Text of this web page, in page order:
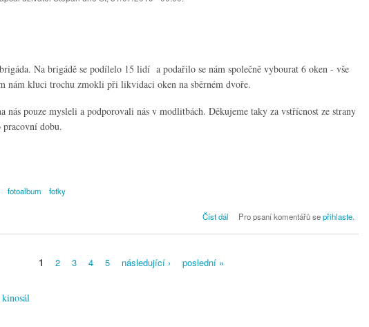
Na brigádě se podílelo 15 lidí a podařilo se nám společně vybourat 6 oken - vše
nám kluci trochu zmokli při likvidaci oken na sběrném dvoře.
nás pouze mysleli a podporovali nás v modlitbách. Děkujeme taky za vstřícnost ze strany
dobu.
fotoalbum fotky
Číst dál Brigáda - Výměna oken I.
Pro psaní komentářů sepřihlaste.
1 2 3 4 5 následující › poslední »